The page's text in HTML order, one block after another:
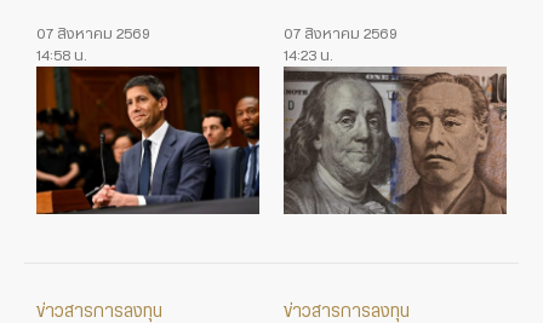
07 สิงหาคม 2569
14:58 น.
07 สิงหาคม 2569
14:23 น.
ข่าวสารการลงทุน
ข่าวสารการลงทุน